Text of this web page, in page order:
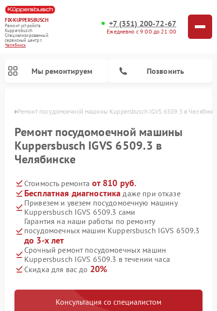
FIX-KUPPERSBUSCH
Ремонт устройств
Kuppersbusch
Специализированный
cервисный центр г.
Челябинск
+7 (351) 200-72-67
Ежедневно с 9:00 до 21:00
Мы ремонтируем Позвонить
Ремонт посудомоечной машины Kuppersbusch IGVS 6509.3 в
Ремонт посудомоечной машины
Kuppersbusch IGVS 6509.3 в
Челябинске
Стоимость ремонта от 810 руб.
Бесплатная диагностика даже при отказе
Привезем и увезем посудомоечную машину
Kuppersbusch IGVS 6509.3 сами
Гарантия на наши работы по ремонту
посудомоечных машин Kuppersbusch IGVS 6509.3
до 3-х лет
Срочный ремонт посудомоечных машин
Kuppersbusch IGVS 6509.3 в течении часа
Скидка для вас до 20%
Консультация со специалистом